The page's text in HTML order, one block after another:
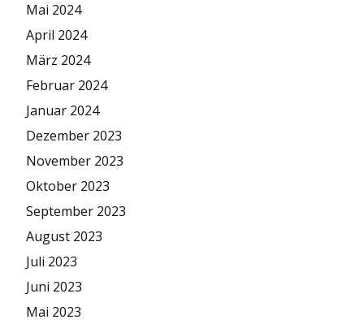
Mai 2024
April 2024
März 2024
Februar 2024
Januar 2024
Dezember 2023
November 2023
Oktober 2023
September 2023
August 2023
Juli 2023
Juni 2023
Mai 2023